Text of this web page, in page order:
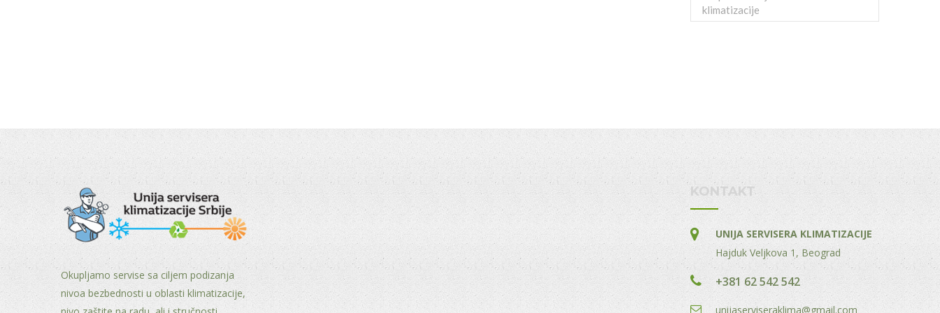
klimatizacije
Okupljamo servise sa ciljem podizanja
nivoa bezbednosti u oblasti klimatizacije,
KONTAKT
UNIJA SERVISERA KLIMATIZACIJE
Hajduk Veljkova 1, Beograd
+381 62 542 542
unijaserviseraklima@gmail.com